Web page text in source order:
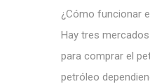
¿Cómo funcionar
Hay tres
para comprar el
petróleo